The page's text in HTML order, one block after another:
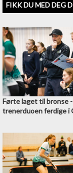
FIKK DU MED DEG
Førte laget til bronse -
trenerduoen ferdige i